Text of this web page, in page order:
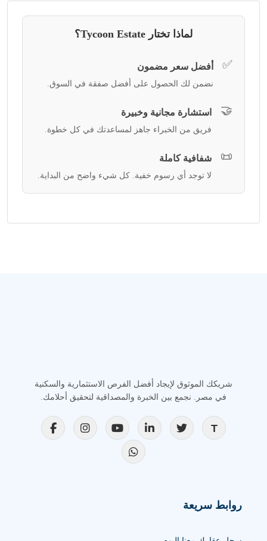
لماذا تختار Tycoon Estate؟
✅ أفضل سعر مضمون
نضمن لك الحصول على أفضل صفقة في السوق.
🤝 استشارة مجانية وخبيرة
فريق من الخبراء جاهز لمساعدتك في كل خطوة.
📜 شفافية كاملة
لا توجد أي رسوم خفية. كل شيء واضح من البداية.
شريكك الموثوق لإيجاد أفضل الفرص الاستثمارية والسكنية
في مصر. نجمع بين الخبرة والمصداقية لتحقيق أحلامك.
روابط سريعة